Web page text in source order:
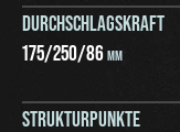
DURCHSCHLAGSKRAFT
175/250/86MM
STRUKTURPUNKTE